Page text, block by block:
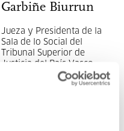
Garbiñe Biurrun
Jueza y Presidenta de la
Sala de lo Social del
Tribunal Superior de
Justicia del País Vasco